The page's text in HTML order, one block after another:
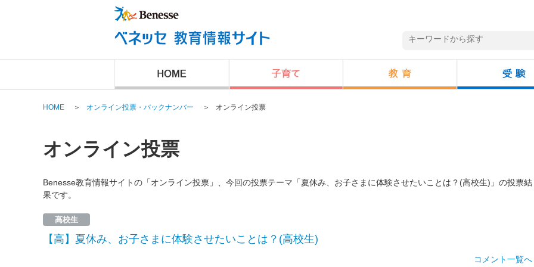
HOME ＞ オンライン投票・バックナンバー ＞ オンライン投票
オンライン投票
Benesse教育情報サイトの「オンライン投票」、今回の投票テーマ「夏休み、お子さまに体験させたいことは？(高校生)」の投票結
果です。
高校生
【高】夏休み、お子さまに体験させたいことは？(高校生)
コメント一覧へ